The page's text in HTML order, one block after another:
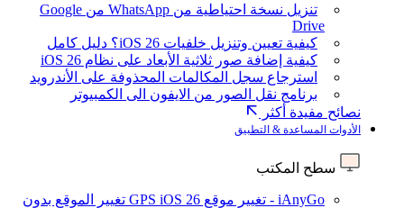
تنزيل نسخة احتياطية من WhatsApp من Google
Drive
كيفية تعيين وتنزيل خلفيات iOS 26؟ دليل كامل
كيفية إضافة صور ثلاثية الأبعاد على نظام iOS 26
استرجاع سجل المكالمات المحذوفة على الأندرويد
برنامج نقل الصور من الايفون الى الكمبيوتر
نصائح مفيدة أكثر
الأدوات المساعدة & التطبيق
سطح المكتب
iAnyGo - تغيير موقع GPS iOS 26
تغيير الموقع بدون